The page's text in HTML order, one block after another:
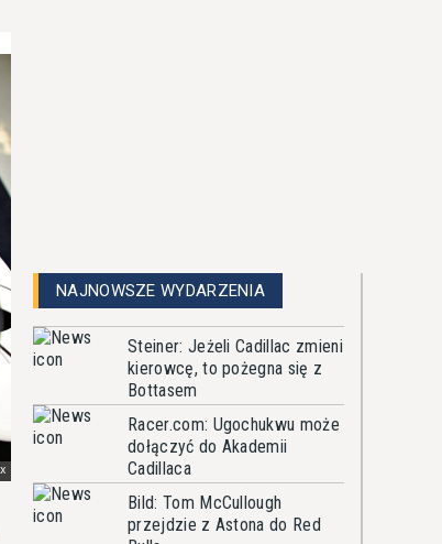
NAJNOWSZE WYDARZENIA
Steiner: Jeżeli Cadillac zmieni
kierowcę, to pożegna się z
Bottasem
Racer.com: Ugochukwu może
dołączyć do Akademii
Cadillaca
Bild: Tom McCullough
przejdzie z Astona do Red